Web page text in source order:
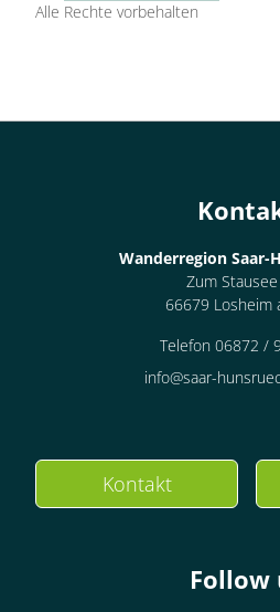
Alle Rechte vorbehalten
Wanderregion Saar-
Zum
66679 Losheim
Telefon 06872 /
info@saar-
Kontakt
Follow